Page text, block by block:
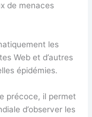
de menaces
les
Web et d’autres
épidémies.
précoce, il permet
d’observer les